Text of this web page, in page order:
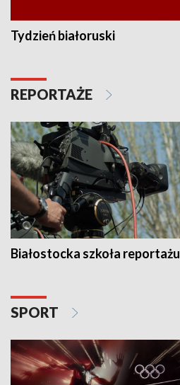
Tydzień białoruski
REPORTAŻE
Białostocka szkoła reportażu
SPORT